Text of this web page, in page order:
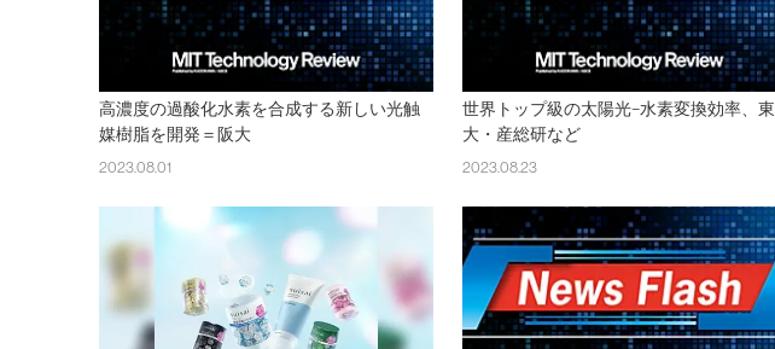
高濃度の過酸化水素を合成する新しい光触
媒樹脂を開発＝阪大
2023.08.01
世界トップ級の太陽光−水素変換効率、東
大・産総研など
2023.08.23